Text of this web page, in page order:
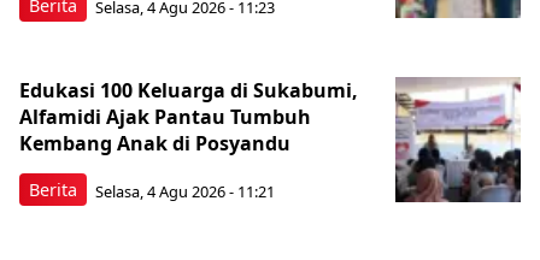
Berita Selasa, 4 Agu 2026 - 11:23
Berita
Edukasi 100 Keluarga di Sukabumi,
Alfamidi Ajak Pantau Tumbuh
Kembang Anak di Posyandu
Selasa, 4 Agu 2026 - 11:21